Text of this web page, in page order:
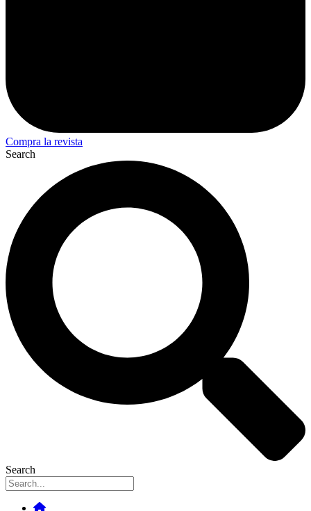
Compra la revista
Search
Search